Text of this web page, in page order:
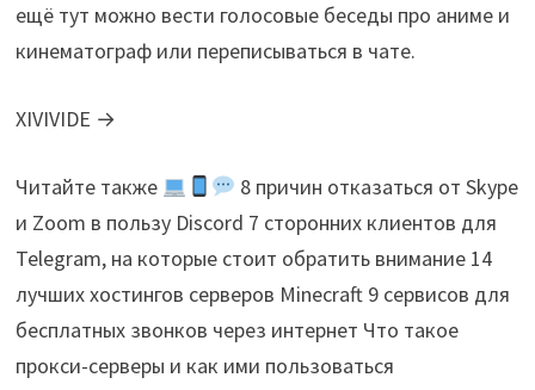
ещё тут можно вести голосовые беседы про аниме и
кинематограф или переписываться в чате.
XIVIVIDE →
Читайте также
8 причин отказаться от Skype
и Zoom в пользу Discord 7 сторонних клиентов для
Telegram, на которые стоит обратить внимание 14
лучших хостингов серверов Minecraft 9 сервисов для
бесплатных звонков через интернет Что такое
прокси-серверы и как ими пользоваться